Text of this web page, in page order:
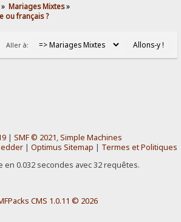
» Mariages Mixtes»
ou français ?
Aller à:
| SMF © 2021,Simple Machines
Optimus Sitemap
Termes et Politiques
en 0.032 secondes avec 32 requêtes.
CMS 1.0.11 © 2026